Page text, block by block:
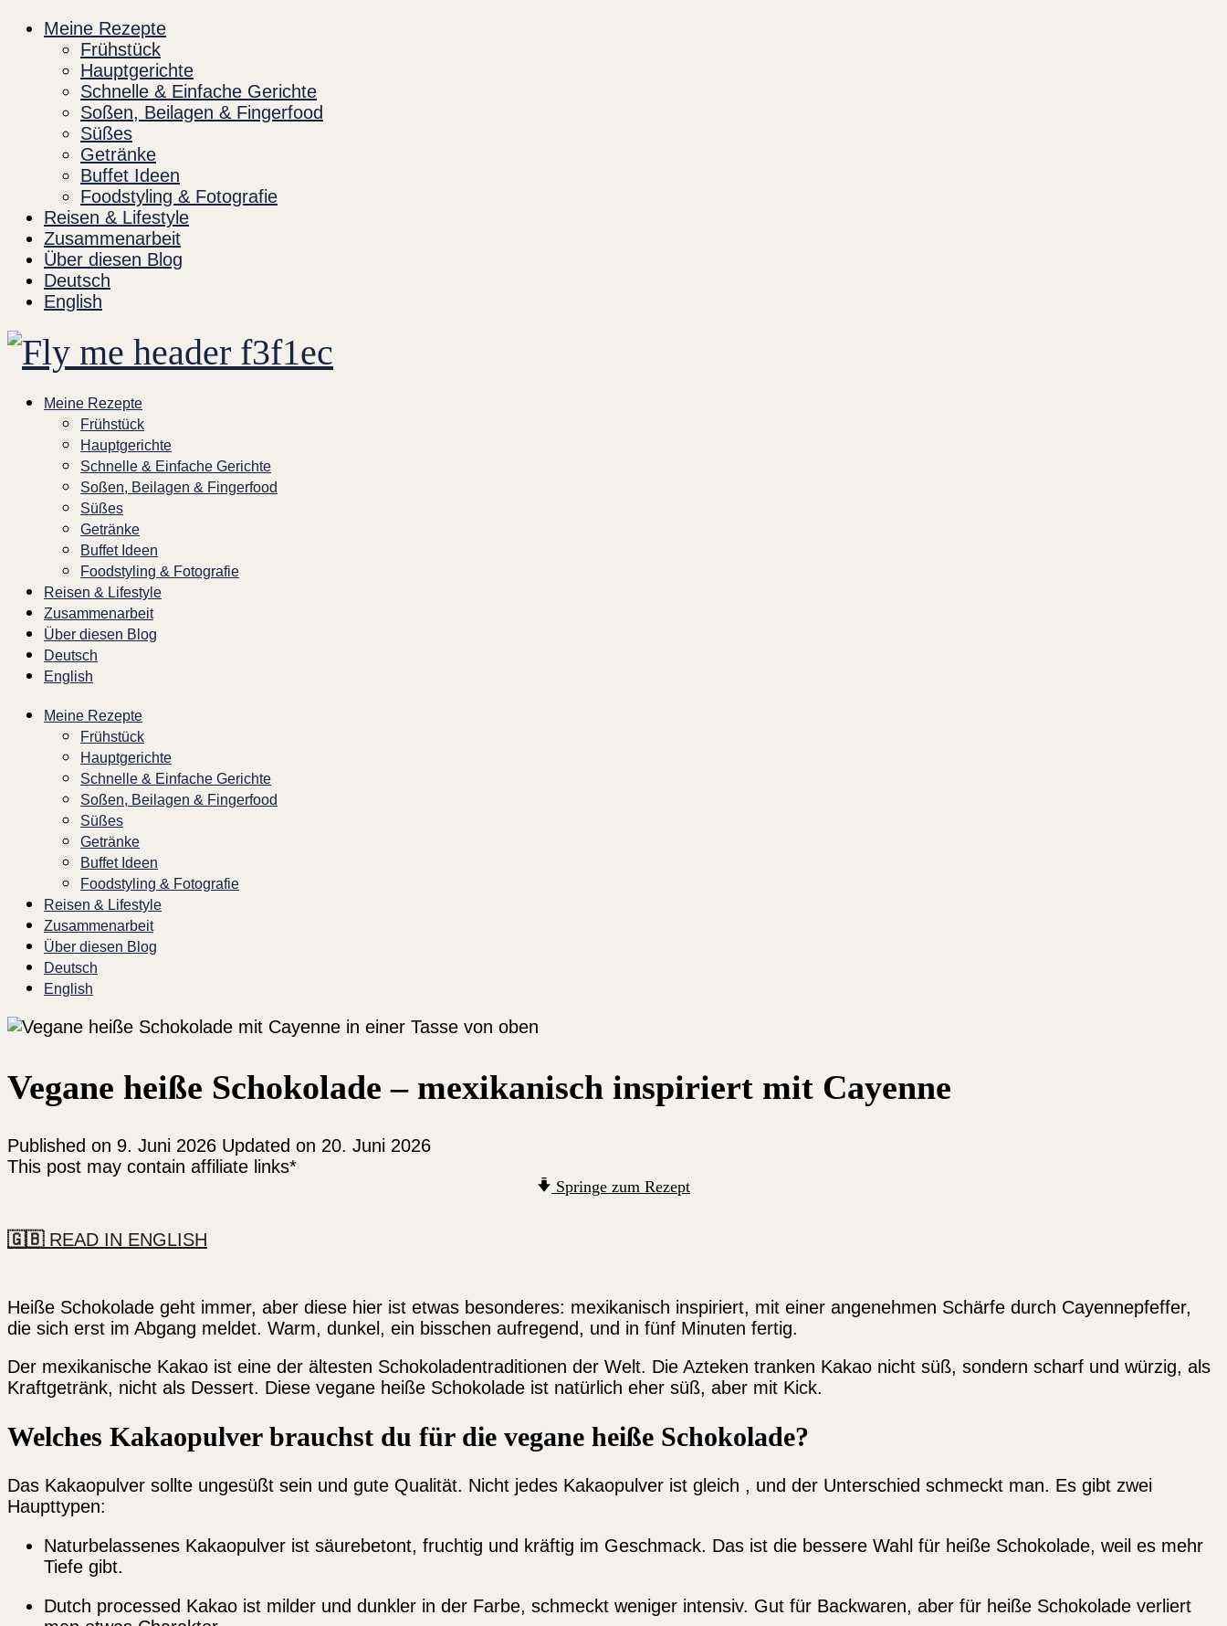
Skip
content
Meine Rezepte
Frühstück
Hauptgerichte
Schnelle & Einfache Gerichte
Soßen, Beilagen & Fingerfood
Süßes
Getränke
Buffet Ideen
Foodstyling & Fotografie
Reisen & Lifestyle
Zusammenarbeit
Über diesen Blog
Deutsch
English
Meine Rezepte
Frühstück
Hauptgerichte
Schnelle & Einfache Gerichte
Soßen, Beilagen & Fingerfood
Süßes
Getränke
Buffet Ideen
Foodstyling & Fotografie
Reisen & Lifestyle
Zusammenarbeit
Über diesen Blog
Deutsch
English
Meine Rezepte
Frühstück
Hauptgerichte
Schnelle & Einfache Gerichte
Soßen, Beilagen & Fingerfood
Süßes
Getränke
Buffet Ideen
Foodstyling & Fotografie
Reisen & Lifestyle
Zusammenarbeit
Über diesen Blog
Deutsch
English
Vegane heiße Schokolade – mexikanisch inspiriert mit Cayenne
Published on 9. Juni 2026 Updated on 20. Juni 2026
This post may contain affiliate links*
Springe zum Rezept
🇬🇧READ IN ENGLISH
Heiße Schokolade geht immer, aber diese hier ist etwas besonderes: mexikanisch inspiriert, mit einer angenehmen Schärfe durch Cayennepfeffer,
die sich erst im Abgang meldet. Warm, dunkel, ein bisschen aufregend, und in fünf Minuten fertig.
Der mexikanische Kakao ist eine der ältesten Schokoladentraditionen der Welt. Die Azteken tranken Kakao nicht süß, sondern scharf und würzig, als
Kraftgetränk, nicht als Dessert. Diese vegane heiße Schokolade ist natürlich eher süß, aber mit Kick.
Welches Kakaopulver brauchst du für die vegane heiße Schokolade?
Das Kakaopulver sollte ungesüßt sein und gute Qualität. Nicht jedes Kakaopulver ist gleich , und der Unterschied schmeckt man. Es gibt zwei
Haupttypen:
Naturbelassenes Kakaopulver ist säurebetont, fruchtig und kräftig im Geschmack. Das ist die bessere Wahl für heiße Schokolade, weil es mehr
Tiefe gibt.
Dutch processed Kakao ist milder und dunkler in der Farbe, schmeckt weniger intensiv. Gut für Backwaren, aber für heiße Schokolade verliert